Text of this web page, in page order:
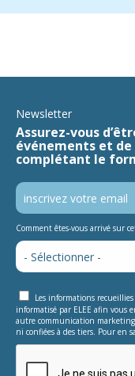
Newsletter
Assurez-vous
événements et
complétant le
Comment êtes-vous arrivé sur
Les informations
informatisé par ELEE afin
autre communication
ni confiées à des tiers. Pour en